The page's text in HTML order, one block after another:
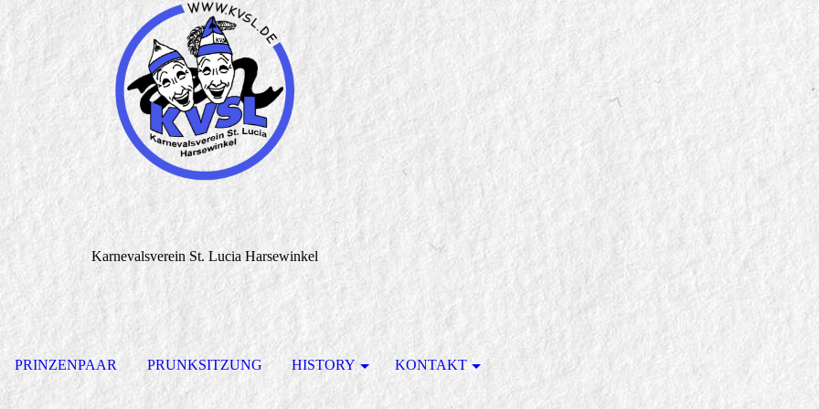
Karnevalsverein St. Lucia Harsewinkel
PRINZENPAAR PRUNKSITZUNG HISTORY KONTAKT